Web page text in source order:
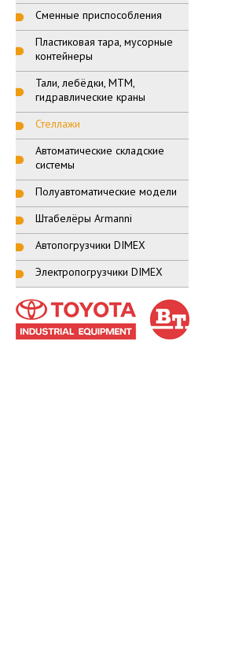
Сменные приспособления
Пластиковая тара, мусорные
контейнеры
Тали, лебёдки, МТМ,
гидравлические краны
Стеллажи
Автоматические складские
системы
Полуавтоматические модели
Штабелёры Armanni
Автопогрузчики DIMEX
Электропогрузчики DIMEX